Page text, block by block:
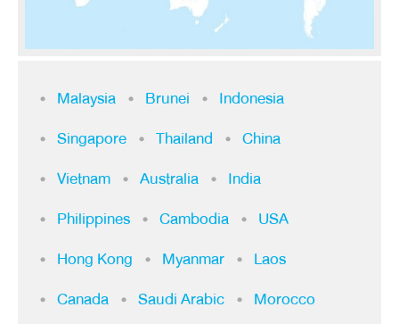
Malaysia Brunei
Indonesia
Singapore
Thailand
China
Vietnam
Australia
India
Philippines
Cambodia
USA
Hong Kong
Myanmar
Laos
Canada
Saudi Arabic Morocco